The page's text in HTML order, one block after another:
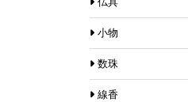
仏具
小物
数珠
線香